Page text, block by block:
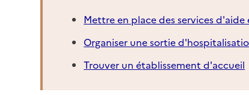
Mettre en place des services
Organiser une sortie
Trouver un établissement d'accueil